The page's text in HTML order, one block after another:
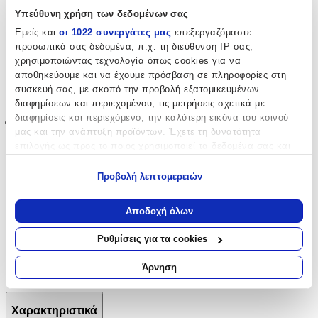
Υπεύθυνη χρήση των δεδομένων σας
Εμείς και οι 1022 συνεργάτες μας επεξεργαζόμαστε
προσωπικά σας δεδομένα, π.χ. τη διεύθυνση IP σας,
χρησιμοποιώντας τεχνολογία όπως cookies για να
αποθηκεύουμε και να έχουμε πρόσβαση σε πληροφορίες στη
συσκευή σας, με σκοπό την προβολή εξατομικευμένων
διαφημίσεων και περιεχομένου, τις μετρήσεις σχετικά με
διαφημίσεις και περιεχόμενο, την καλύτερη εικόνα του κοινού
μας και την ανάπτυξη προϊόντων. Έχετε τη δυνατότητα
Να συλλέξουμε πληροφορίες σχετικά με τη γεωγραφική
σας τοποθεσία, οι οποίες μπορεί να είναι ακριβείς σε
απόσταση μερικών μέτρων
Να αναγνωρίσουμε τη συσκευή σας σαρώνοντας ενεργά
για συγκεκριμένα χαρακτηριστικά (δακτυλικό αποτύπωμα)
Μάθετε περισσότερα σχετικά με τον τρόπο επεξεργασίας των
προσωπικών σας δεδομένων και καθορίστε τις προτιμήσεις σας
στηνενότητα “Λεπτομέρειες”
Προβολή λεπτομερειών
Αποδοχή όλων
Ρυθμίσεις για τα cookies
Άρνηση
Ναι
Σετ:
Όχι
Έξτρα Χαρακτηριστικά
Νυφικά:
Τύπος:
Κρεμαστά
Clip:
Χαρακτηριστικά